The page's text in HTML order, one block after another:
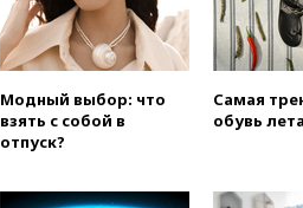
Модный выбор: что
взять с собой в
отпуск?
Самая
обувь